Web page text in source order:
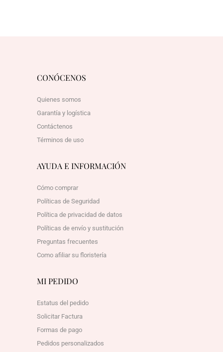
CONÓCENOS
Quienes somos
Garantía y logística
Contáctenos
Términos de uso
AYUDA E INFORMACIÓN
Cómo comprar
Políticas de Seguridad
Política de privacidad de datos
Políticas de envío y sustitución
Preguntas frecuentes
Como afiliar su floristería
MI PEDIDO
Estatus del pedido
Solicitar Factura
Formas de pago
Pedidos personalizados